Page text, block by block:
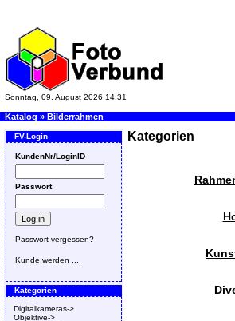
Sonntag, 09. August 2026 14:31
Katalog » Bilderrahmen
FV-Login
KundenNr/LoginID
Passwort
Passwort vergessen?
Kunde werden ...
Kategorien
Digitalkameras->
Objektive->
Kategorien